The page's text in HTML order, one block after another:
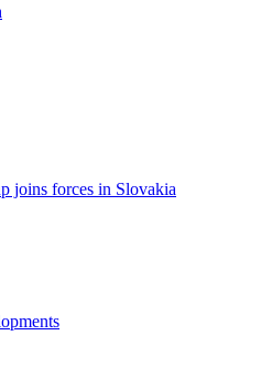
joins forces in Slovakia